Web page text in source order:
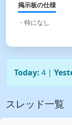
掲示板の仕様
・特になし
Today: 4 |
スレッド一覧